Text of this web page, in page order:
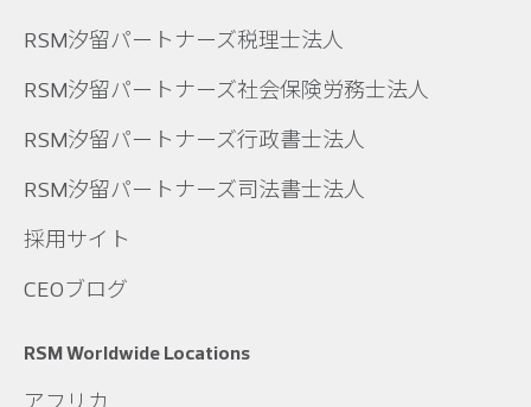
RSM汐留パートナーズ税理士法人
RSM汐留パートナーズ社会保険労務士法人
RSM汐留パートナーズ行政書士法人
RSM汐留パートナーズ司法書士法人
採用サイト
CEOブログ
RSM Worldwide Locations